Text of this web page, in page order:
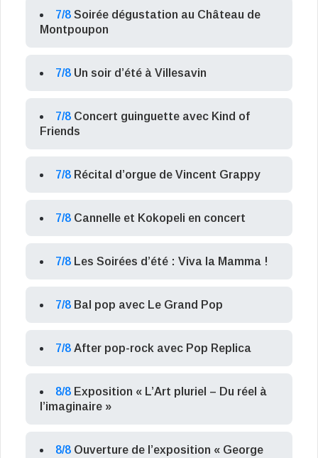
7/8 Soirée dégustation au Château de
Montpoupon
7/8 Un soir d’été à Villesavin
7/8 Concert guinguette avec Kind of
Friends
7/8 Récital d’orgue de Vincent Grappy
7/8 Cannelle et Kokopeli en concert
7/8 Les Soirées d’été : Viva la Mamma !
7/8 Bal pop avec Le Grand Pop
7/8 After pop-rock avec Pop Replica
8/8 Exposition « L’Art pluriel – Du réel à
l’imaginaire »
8/8 Ouverture de l’exposition « George